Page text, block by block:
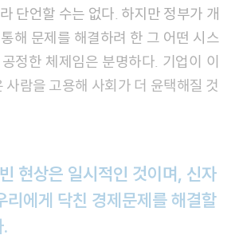
단언할 수는 없다. 하지만 정부가 개
해 문제를 해결하려 한 그 어떤 시스
정한 체제임은 분명하다. 기업이 이
사람을 고용해 사회가 더 윤택해질 것
현상은 일시적인 것이며, 신자
리에게 닥친 경제문제를 해결할